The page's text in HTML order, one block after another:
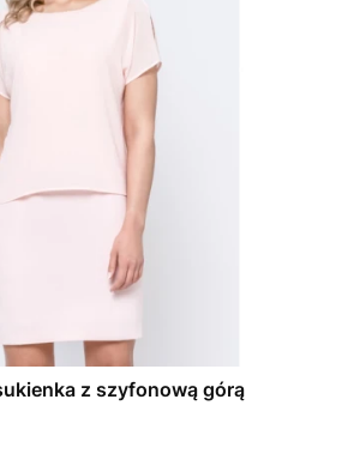
z szyfonową górą